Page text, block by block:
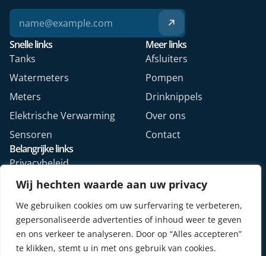
Wij hechten waarde aan uw privacy
We gebruiken cookies om uw surfervaring te verbeteren,
gepersonaliseerde advertenties of inhoud weer te geven
en ons verkeer te analyseren. Door op “Alles accepteren”
te klikken, stemt u in met ons gebruik van cookies.
Snelle links
Tanks
Watermeters
Meters
Elektrische Verwarming
Sensoren
Meer links
Afsluiters
Pompen
Drinknippels
Over ons
Contact
Belangrijke links
Privacybeleid
Algemene voorwaarden
Veelgestelde vragen
Retourformulier webshop